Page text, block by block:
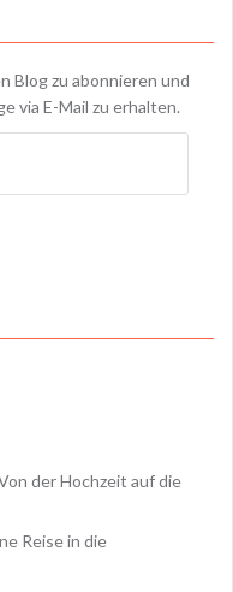
Blog zu abonnieren und
via E-Mail zu erhalten.
der Hochzeit auf die
Reise in die